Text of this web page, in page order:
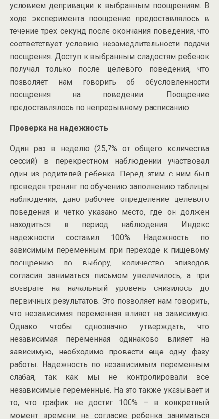
условием депривации к выбранным поощрениям. В
ходе эксперимента поощрение предоставлялось в
течение трех секунд после окончания поведения, что
соответствует условию незамедлительности подачи
поощрения. Доступ к выбранным сладостям ребенок
получал только после целевого поведения, что
позволяет нам говорить об обусловленности
поощрения на поведении. Поощрение
предоставлялось по непрерывному расписанию.
Проверка на надежность
Один раз в неделю (25,7% от общего количества
сессий) в перекрестном наблюдении участвовал
один из родителей ребенка. Перед этим с ним был
проведен тренинг по обучению заполнению таблицы
наблюдения, дано рабочее определение целевого
поведения и четко указано место, где он должен
находиться в период наблюдения. Индекс
надежности составил 100%. Надежность по
зависимым переменным: при переходе к пищевому
поощрению по выбору, количество эпизодов
согласия заниматься письмом увеличилось, а при
возврате на начальный уровень снизилось до
первичных результатов. Это позволяет нам говорить,
что независимая переменная влияет на зависимую.
Однако чтобы однозначно утверждать, что
независимая переменная одинаково влияет на
зависимую, необходимо провести еще одну фазу
работы. Надежность по независимым переменным
слабая, так как мы не контролировали все
независимые переменные. На это также указывает и
то, что график не достиг 100% – в конкретный
момент времени на согласие ребенка заниматься